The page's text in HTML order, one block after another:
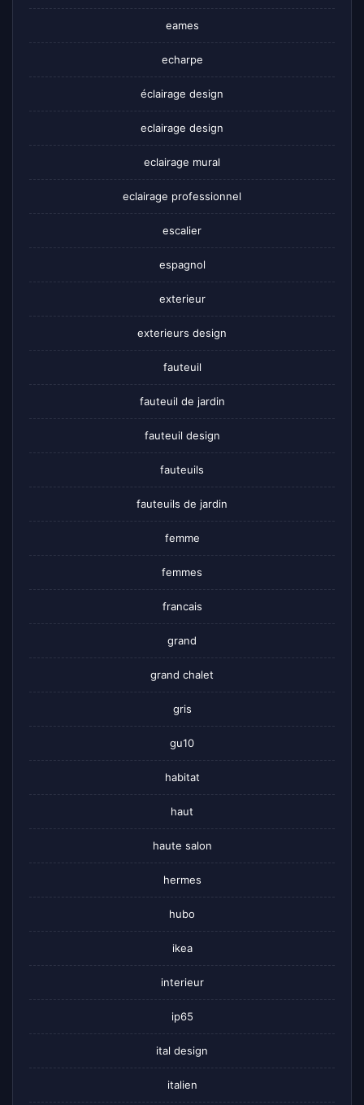
eames
echarpe
éclairage design
eclairage design
eclairage mural
eclairage professionnel
escalier
espagnol
exterieur
exterieurs design
fauteuil
fauteuil de jardin
fauteuil design
fauteuils
fauteuils de jardin
femme
femmes
francais
grand
grand chalet
gris
gu10
habitat
haut
haute salon
hermes
hubo
ikea
interieur
ip65
ital design
italien